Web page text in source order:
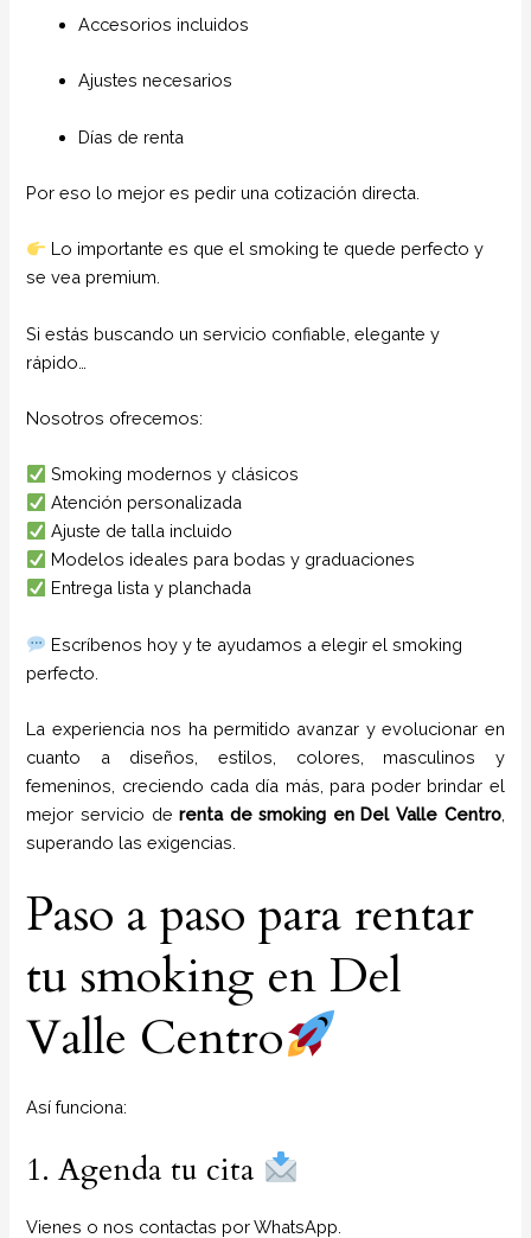
Accesorios incluidos
Ajustes necesarios
Días de renta
Por eso lo mejor es pedir una cotización directa.
Lo importante es que el smoking te quede perfecto y
se vea premium.
Si estás buscando un servicio confiable, elegante y
rápido…
Nosotros ofrecemos:
Smoking modernos y clásicos
Atención personalizada
Ajuste de talla incluido
Modelos ideales para bodas y graduaciones
Entrega lista y planchada
Escríbenos hoy y te ayudamos a elegir el smoking
perfecto.
La experiencia nos ha permitido avanzar y evolucionar en
cuanto a diseños, estilos, colores, masculinos y
femeninos, creciendo cada día más, para poder brindar el
mejor servicio derenta de smoking en Del Valle Centro,
superando las exigencias.
Paso a paso para rentar
tu smoking en Del
Valle Centro
Así funciona:
1. Agenda tu cita
Vienes o nos contactas por WhatsApp.